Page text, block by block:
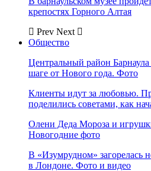
крепостях Горного Алтая
Prev Next
Общество
Центральный район
шаге от Нового года. Фото
Клиенты идут за любовью.
поделились советами, как
Олени Деда Мороза и
Новогодние фото
В «Изумрудном» загорелась
в Лондоне. Фото и видео